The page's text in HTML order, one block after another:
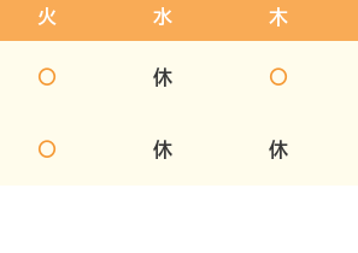
火 水 木
〇 休 〇
〇 休 休